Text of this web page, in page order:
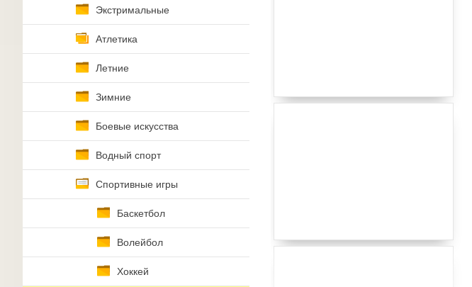
Экстримальные
Атлетика
Летние
Зимние
Боевые искусства
Водный спорт
Спортивные игры
Баскетбол
Волейбол
Хоккей